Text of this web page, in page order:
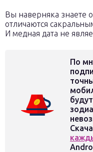
Вы наверняка знаете
отличаются
И медная дата не
По